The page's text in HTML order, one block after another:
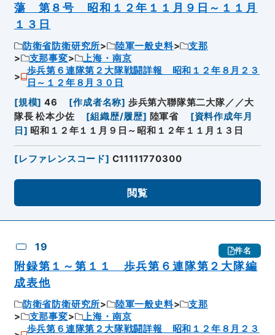
蕩 第８号 昭和１２年１１月９日～１１月
１３日
防衛省防衛研究所 陸軍一般史料
支那
支那事変
上海・南京
歩兵第６連隊第２大隊戦闘詳報 昭和１２年８月２３
日～１２年８月３０日
[規模] 46 [作成者名称] 歩兵第六聯隊第二大隊／／大
隊長 松本少佐
[組織歴/履歴] 陸軍省 [資料作成年月
日 ] 昭和１２年１１月９日～昭和１２年１１月１３日
[レファレンスコード] C11111770300
閲覧
19 件名
附録第１～第１１ 歩兵第６連隊第２大隊編
成表他
防衛省防衛研究所 陸軍一般史料
支那
支那事変
上海・南京
歩兵第６連隊第２大隊戦闘詳報 昭和１２年８月２３